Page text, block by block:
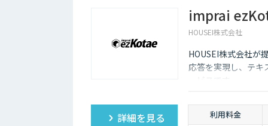
imprai
HOUSEI株式会社
HOUSEI株式会社が
応答を実現し、テキ
ービスです。
詳細を見る 利用料金